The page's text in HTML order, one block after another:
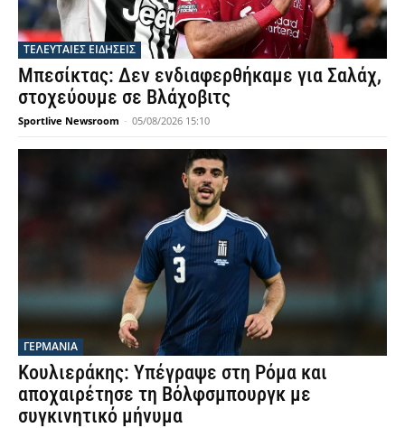
ΤΕΛΕΥΤΑΙΕΣ ΕΙΔΗΣΕΙΣ
Μπεσίκτας: Δεν ενδιαφερθήκαμε για Σαλάχ,
στοχεύουμε σε Βλάχοβιτς
Sportlive Newsroom - 05/08/2026 15:10
ΓΕΡΜΑΝΙΑ
Κουλιεράκης: Υπέγραψε στη Ρόμα και
αποχαιρέτησε τη Βόλφσμπουργκ με
συγκινητικό μήνυμα